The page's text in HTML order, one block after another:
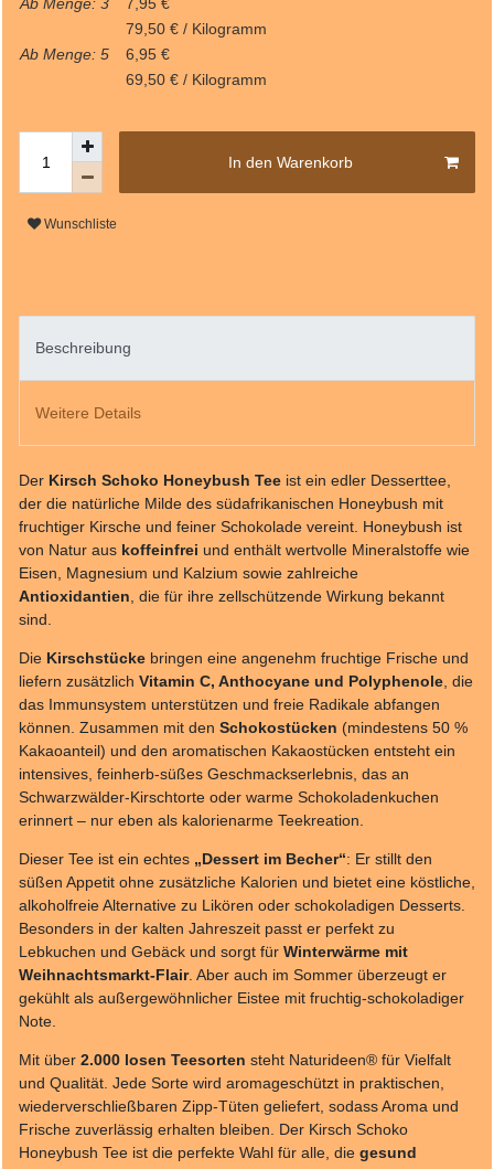
79,50 € / Kilogramm
Ab Menge: 5
6,95 €
69,50 € / Kilogramm
In den Warenkorb
Wunschliste
Beschreibung
Weitere Details
Der Kirsch Schoko Honeybush Tee ist ein edler Desserttee,
der die natürliche Milde des südafrikanischen Honeybush mit
fruchtiger Kirsche und feiner Schokolade vereint. Honeybush ist
von Natur aus koffeinfrei und enthält wertvolle Mineralstoffe wie
Eisen, Magnesium und Kalzium sowie zahlreiche
Antioxidantien , die für ihre zellschützende Wirkung bekannt
sind.
Die Kirschstücke bringen eine angenehm fruchtige Frische und
liefern zusätzlich Vitamin C, Anthocyane und Polyphenole , die
das Immunsystem unterstützen und freie Radikale abfangen
können. Zusammen mit den Schokostücken (mindestens 50 %
Kakaoanteil) und den aromatischen Kakaostücken entsteht ein
intensives, feinherb-süßes Geschmackserlebnis, das an
Schwarzwälder-Kirschtorte oder warme Schokoladenkuchen
erinnert – nur eben als kalorienarme Teekreation.
Dieser Tee ist ein echtes „Dessert im Becher“: Er stillt den
süßen Appetit ohne zusätzliche Kalorien und bietet eine köstliche,
alkoholfreie Alternative zu Likören oder schokoladigen Desserts.
Besonders in der kalten Jahreszeit passt er perfekt zu
Lebkuchen und Gebäck und sorgt für Winterwärme mit
Weihnachtsmarkt-Flair. Aber auch im Sommer überzeugt er
gekühlt als außergewöhnlicher Eistee mit fruchtig-schokoladiger
Note.
Mit über 2.000 losen Teesorten steht Naturideen® für Vielfalt
und Qualität. Jede Sorte wird aromageschützt in praktischen,
wiederverschließbaren Zipp-Tüten geliefert, sodass Aroma und
Frische zuverlässig erhalten bleiben. Der Kirsch Schoko
Honeybush Tee ist die perfekte Wahl für alle, die gesund